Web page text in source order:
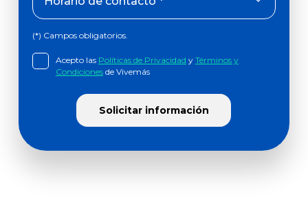
(*) Campos obligatorios.
Acepto las Políticas de Privacidad y Términos y
Condicionesde Vivemás